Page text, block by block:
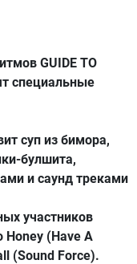
GUIDE TO
специальные
суп из бимора,
булшита,
и саунд треками
участников
Honey (Have A
(Sound Force).